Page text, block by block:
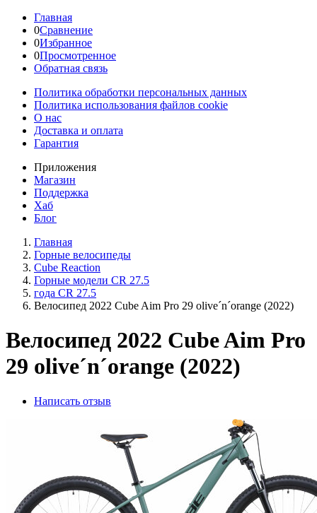
Главная
0Сравнение
0Избранное
0Просмотренное
Обратная связь
Политика обработки персональных данных
Политика использования файлов cookie
О нас
Доставка и оплата
Гарантия
Приложения
Магазин
Поддержка
Хаб
Блог
Главная
Горные велосипеды
Cube Reaction
Горные модели CR 27.5
года CR 27.5
Велосипед 2022 Cube Aim Pro 29 olive´n´orange (2022)
Велосипед 2022 Cube Aim Pro
29 olive´n´orange (2022)
Написать отзыв